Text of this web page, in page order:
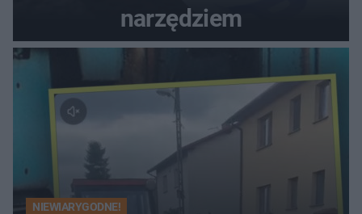
narzędziem
NIEWIARYGODNE!